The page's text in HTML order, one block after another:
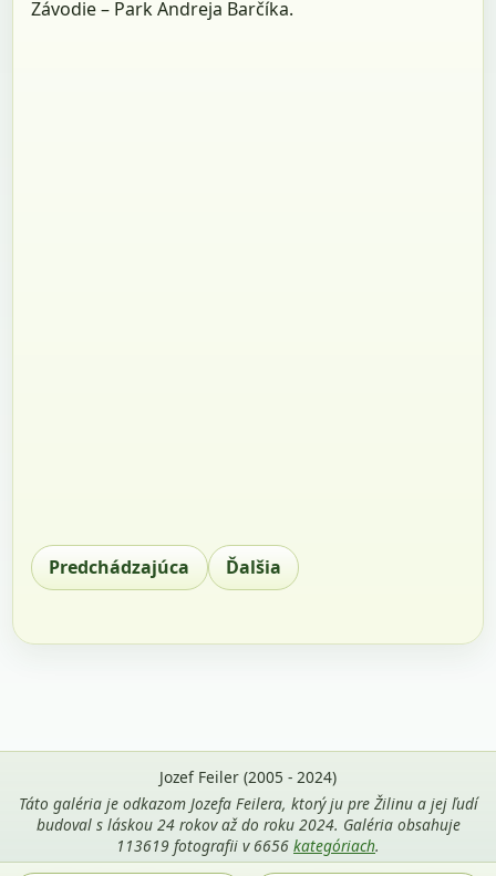
Závodie – Park Andreja Barčíka.
Predchádzajúca Ďalšia
Jozef Feiler (2005 - 2024)
Táto galéria je odkazom Jozefa Feilera, ktorý ju pre Žilinu a jej ľudí
budoval s láskou 24 rokov až do roku 2024. Galéria obsahuje
113619 fotografii v 6656 kategóriach.